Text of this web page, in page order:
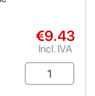
€9.43
Incl. IVA